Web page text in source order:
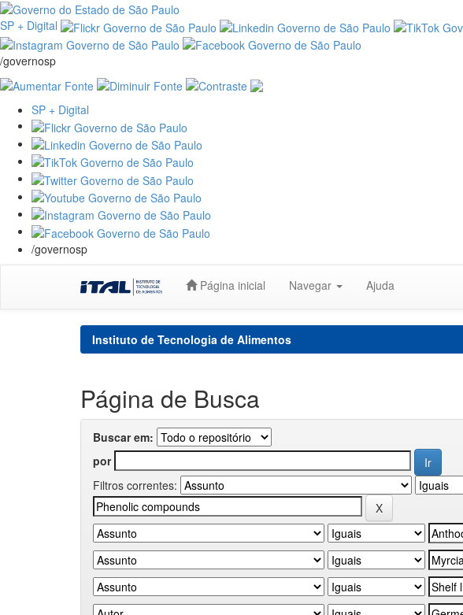
SP + Digital
/governosp
SP + Digital
/governosp
Página inicial Navegar Ajuda
Instituto de Tecnologia de Alimentos
Página de Busca
Buscar em:
por
Filtros correntes: